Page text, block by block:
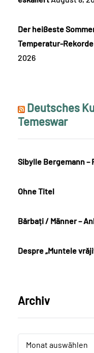
Der heißeste
Temperatur-
2026
Deutsches
Temeswar
Sibylle Bergemann –
Ohne Titel
Bărbați / Männer –
Despre „Muntele
Archiv
Archiv
Monat auswählen
Archiv